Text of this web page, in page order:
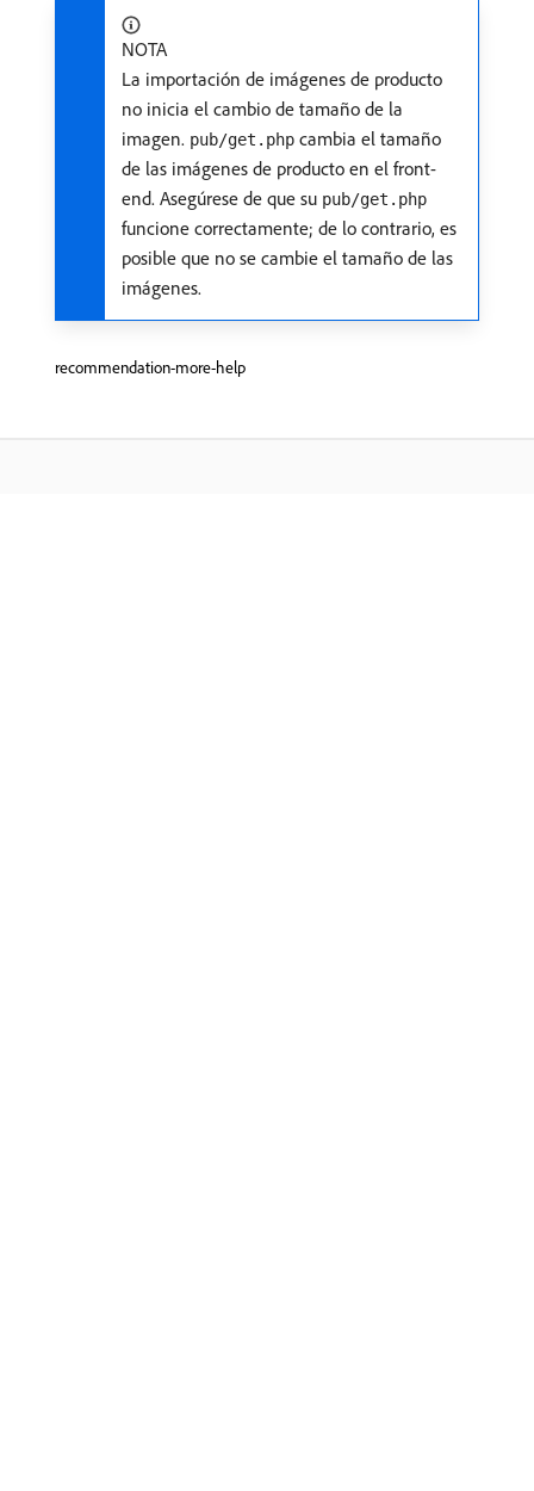
NOTA
La importación de imágenes de producto
no inicia el cambio de tamaño de la
imagen. pub/get.php cambia el tamaño
de las imágenes de producto en el front-
end. Asegúrese de que su pub/get.php
funcione correctamente; de lo contrario, es
posible que no se cambie el tamaño de las
imágenes.
recommendation-more-help